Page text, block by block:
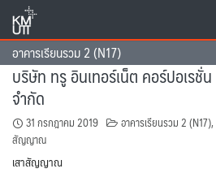
content
อาคารเรียนรวม 2 (N17)
บริษัท ทรู อินเทอร์เน็ต คอร์ปอเรชั่น
จำกัด
31 กรกฎาคม 2019 อาคารเรียนรวม 2 (N17),
สัญญาณ
เสาสัญญาณ